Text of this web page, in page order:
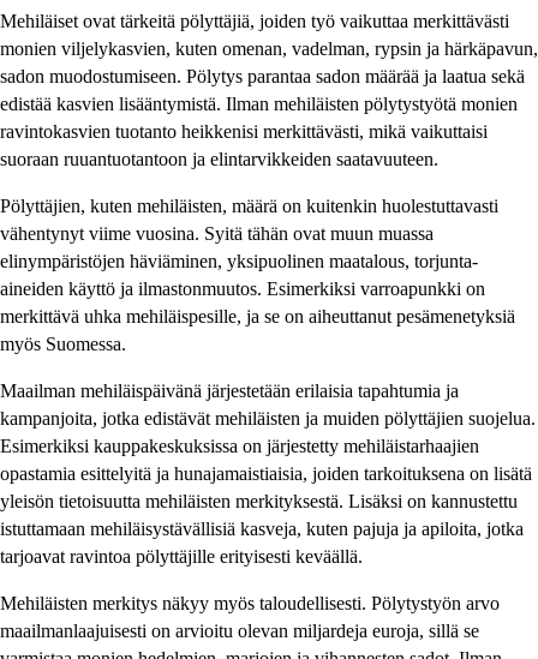
Mehiläiset ovat tärkeitä pölyttäjiä, joiden työ vaikuttaa merkittävästi
monien viljelykasvien, kuten omenan, vadelman, rypsin ja härkäpavun,
sadon muodostumiseen. Pölytys parantaa sadon määrää ja laatua sekä
edistää kasvien lisääntymistä. Ilman mehiläisten pölytystyötä monien
ravintokasvien tuotanto heikkenisi merkittävästi, mikä vaikuttaisi
suoraan ruuantuotantoon ja elintarvikkeiden saatavuuteen.
Pölyttäjien, kuten mehiläisten, määrä on kuitenkin huolestuttavasti
vähentynyt viime vuosina. Syitä tähän ovat muun muassa
elinympäristöjen häviäminen, yksipuolinen maatalous, torjunta-
aineiden käyttö ja ilmastonmuutos. Esimerkiksi varroapunkki on
merkittävä uhka mehiläispesille, ja se on aiheuttanut pesämenetyksiä
myös Suomessa.
Maailman mehiläispäivänä järjestetään erilaisia tapahtumia ja
kampanjoita, jotka edistävät mehiläisten ja muiden pölyttäjien suojelua.
Esimerkiksi kauppakeskuksissa on järjestetty mehiläistarhaajien
opastamia esittelyitä ja hunajamaistiaisia, joiden tarkoituksena on lisätä
yleisön tietoisuutta mehiläisten merkityksestä. Lisäksi on kannustettu
istuttamaan mehiläisystävällisiä kasveja, kuten pajuja ja apiloita, jotka
tarjoavat ravintoa pölyttäjille erityisesti keväällä.
Mehiläisten merkitys näkyy myös taloudellisesti. Pölytystyön arvo
maailmanlaajuisesti on arvioitu olevan miljardeja euroja, sillä se